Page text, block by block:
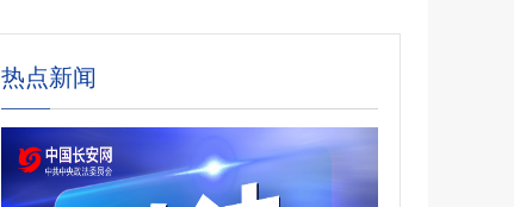
热点新闻